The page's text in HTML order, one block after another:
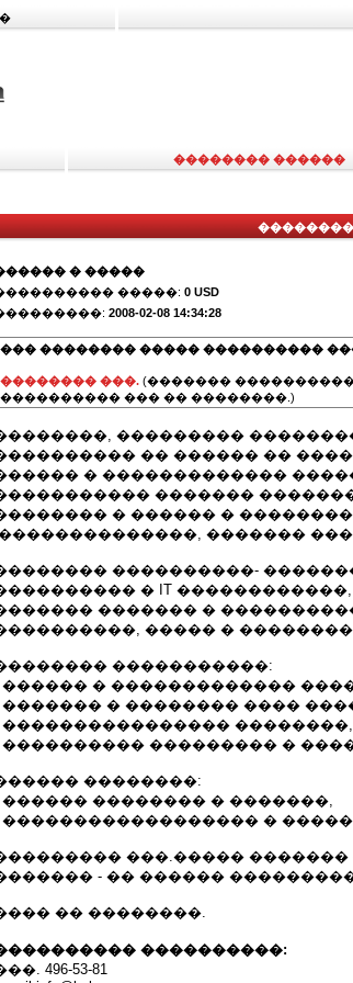
�������� ������
� �����
�����: 0 USD
2008-02-08 14:34:28
��� �������� ����� ����������
�������� ���. (�������
���������� ��� �� ��������.)
���������
�� ������ ��
� �������������
�������
� ������ �
�������
����������-
� IT
������� �
����� �
�����������:
������ � �������������
������� � �������� ����
���������������� ��������,
���������� ��������� �
��������:
������ �������� � �������,
������������������ �
���.�����
- �� ������
�� ��������.
����������:
496-53-81